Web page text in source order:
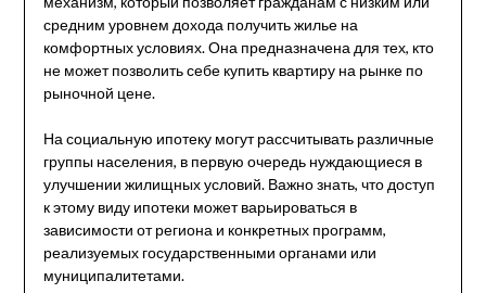
средним уровнем дохода получить жилье на
комфортных условиях. Она предназначена для тех, кто
не может позволить себе купить квартиру на рынке по
рыночной цене.
На социальную ипотеку могут рассчитывать различные
группы населения, в первую очередь нуждающиеся в
улучшении жилищных условий. Важно знать, что доступ
к этому виду ипотеки может варьироваться в
зависимости от региона и конкретных программ,
реализуемых государственными органами или
муниципалитетами.